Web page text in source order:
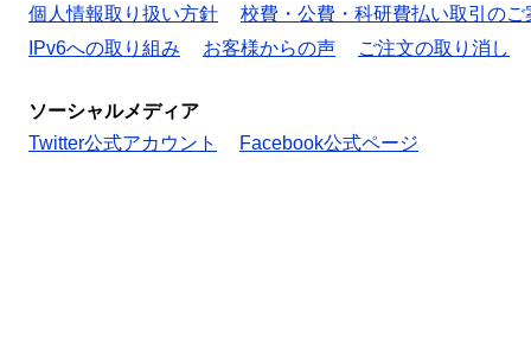
個人情報取り扱い方針
校費・公費・科研費払い取引のご
IPv6への取り組み
お客様からの声 ご注文の取り消し
ソーシャルメディア
Twitter公式アカウント
Facebook公式ページ